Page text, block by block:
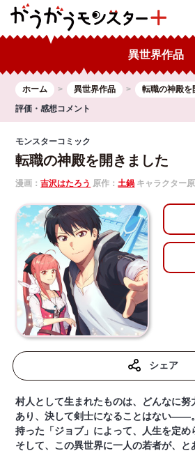
異世界作品
ホーム 異世界作品
転職の神殿を
評価・感想コメント
モンスターコミック
転職の神殿を開きました
漫画：吉沢はたろう 原作：土鍋 キャラクター
シェア
村人として生まれたものは、どんなに
あり、決して剣士になることはない――
持った「ジョブ」によって、人生を定め
そして、この異世界に一人の若者が、